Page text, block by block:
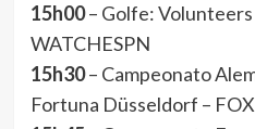
15h00– Golfe:
WATCHESPN
15h30– Campeonato
Fortuna Düsseldorf –